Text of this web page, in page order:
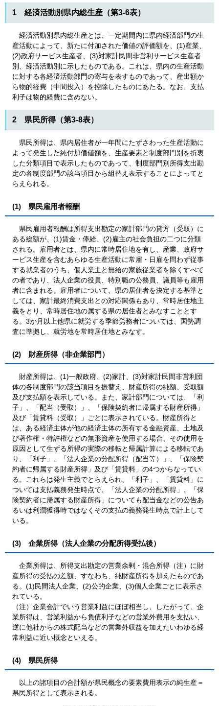
1 経済活動別県内総生産（第3-6表）
経済活動別県内総生産とは、一定期間内に県内経済部門の生
産活動によって、新たに付加された価値の評価額を、(1)産業、
(2)政府サービス生産者、(3)対家計民間非営利サービス生産者
別、経済活動別に示したものである。これは、県内の生産活動
に対する各経済活動部門の寄与を表すものであって、産出額か
ら物的経費（中間投入）を控除したものにあたる。なお、支払
利子は物的経費に含めない。
2 県民所得（第3-8表）
県民所得は、県内居住者が一年間にたずさわった生産活動に
よって発生した純付加価値額を、生産要素と制度部門別を折衷
した分類項目で表示したものであって、制度部門別所得支出勘
定の各制度部門の該当項目から組替え表示することによってと
らえられる。
(1) 県民雇用者報酬
県民雇用者報酬は所得支出勘定の家計部門の貸方（受取）に
ある総額が、(1)賃金・俸給、(2)雇主の社会負担の二つに分類
される。雇用者とは、県内に常時居住地を有し、産業、政府サ
ービス生産を含むあらゆる生産活動に常雇・日雇を問わず従事
する就業者のうち、個人業主と無給の家族従業者を除くすべて
の者であり、法人企業の役員、特別職の公務員、議員等も雇用
者に含まれる。雇用者について、県の居住者を決定する基準と
しては、家計最終消費支出との対応関係もあり、常時居住地主
義をとり、常時居住地の属する県の居住者とみなすこととす
る。3か月以上他県に就労する季節労務者については、国勢調
査に準拠し、就労地を常時居住地とみなす。
(2) 財産所得（非企業部門）
財産所得は、(1)一般政府、(2)家計、(3)対家計民間非営利団
体の各制度部門の該当項目を振替え、財産所得の純額、受取額
及び支払額を表示している。また、家計部門については、「利
子」、「配当（受取）」、「保険契約者に帰属する財産所得」
及び「賃貸料（受取）」ごとに表示されている。財産所得と
は、ある経済主体が他の経済主体の所有する金融資産、土地及
び著作権・特許権などの無形資産を使用する場合、その使用を
原因として生ずる所得の実際の移転と帰属計算による移転であ
り、「利子」、「法人企業の分配所得（配当等）」、「保険契
約者に帰属する財産所得」及び「賃貸料」の4つからなってい
る。これらは発生主義でとらえられ、「利子」、「賃貸料」に
ついては支払義務発生時点で、「法人企業の分配所得」、「保
険契約者に帰属する財産所得」についても配当金などの公告あ
るいは利潤獲得時ではなくその支払の義務発生時点で計上して
いる。
(3) 企業所得（法人企業の分配所得受払後）
企業所得は、所得支出勘定の営業余剰・混合所得（注）に財
産所得の受払の差額、すなわち、純財産所得を加えたものであ
る。(1)民間法人企業、(2)公的企業、(3)個人企業ごとに表示さ
れている。
（注）企業会計でいう営業利益にほぼ相当し、したがって、企
業所得は、営業利益から負債利子などの営業外費用を支払い、
逆に他社からの株式配当などの営業外収益を加えたいわゆる経
常利益に近い概念といえる。
(4) 県民所得
以上の諸項目の合計額が県民概念の要素費用表示の純生産＝
県民所得として表示される。